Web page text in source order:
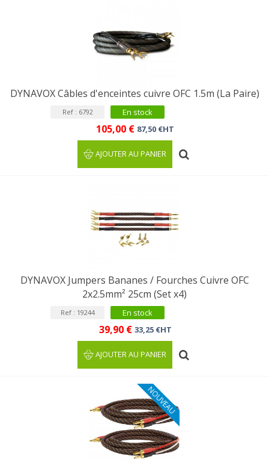
DYNAVOX Câbles d'enceintes cuivre OFC 1.5m (La Paire)
Ref : 6792 En stock
105,00 € 87,50 €HT
AJOUTER AU PANIER
DYNAVOX Jumpers Bananes / Fourches Cuivre OFC
2x2.5mm² 25cm (Set x4)
Ref : 19244 En stock
39,90 € 33,25 €HT
AJOUTER AU PANIER
NOUVEAU